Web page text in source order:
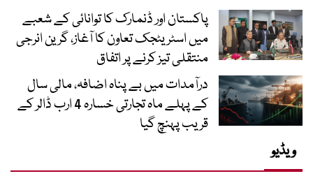
پاکستان اور ڈنمارک کا توانائی کے شعبے
میں اسٹریٹجک تعاون کا آغاز، گرین انرجی
منتقلی تیز کرنے پر اتفاق
درآمدات میں بے پناہ اضافہ، مالی سال
کے پہلے ماہ تجارتی خسارہ 4 ارب ڈالر کے
قریب پہنچ گیا
ویڈیو